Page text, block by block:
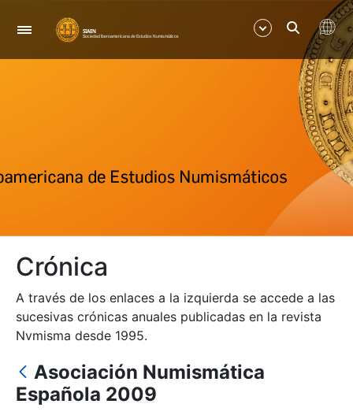
Navegació
Mostra/Amaga
Mostra/Amaga
Crónica
A través de los enlaces a la izquierda se accede a las
sucesivas crónicas anuales publicadas en la revista
Nvmisma desde 1995.
Asociación Numismática
Española 2009